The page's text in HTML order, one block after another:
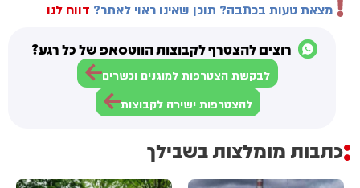
מצאת טעות בכתבה? תוכן שאינו ראוי לאתר? דווח לנו
רוצים להצטרף לקבוצות הווטסאפ של כל רגע?
לבקשת הצטרפות למוגנים וכשרים
להצטרפות ישירה לקבוצות
כתבות מומלצות בשבילך